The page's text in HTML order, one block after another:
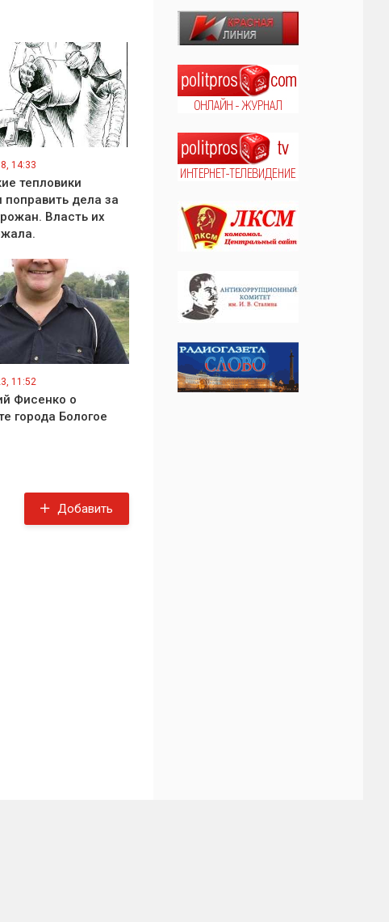
14:33
тепловики
поправить дела за
Власть их
11:52
Фисенко о
города Бологое
Добавить